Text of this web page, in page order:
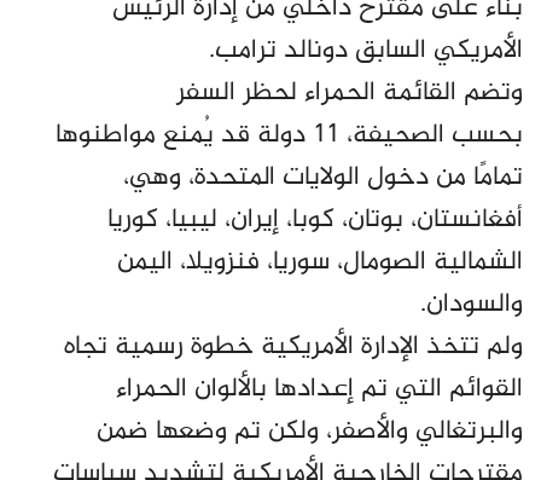
الأمريكي السابق دونالد ترامب.
وتضم القائمة الحمراء لحظر السفر
بحسب الصحيفة، 11 دولة قد يُمنع مواطنوها
تمامًا من دخول الولايات المتحدة، وهي،
أفغانستان، بوتان، كوبا، إيران، ليبيا، كوريا
الشمالية الصومال، سوريا، فنزويلا، اليمن
والسودان.
ولم تتخذ الإدارة الأمريكية خطوة رسمية تجاه
القوائم التي تم إعدادها بالألوان الحمراء
والبرتغالي والأصفر، ولكن تم وضعها ضمن